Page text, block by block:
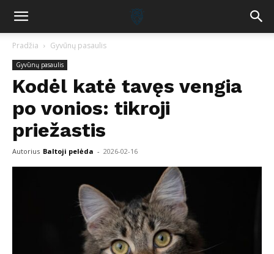
Pradžia Gyvūnų pasaulis
Gyvūnų pasaulis
Kodėl katė tavęs vengia
po vonios: tikroji
priežastis
Autorius Baltoji pelėda - 2026-02-16